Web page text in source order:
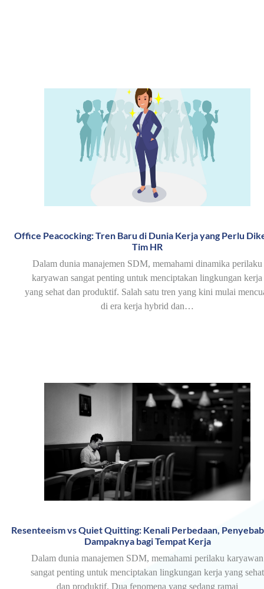
Office Peacocking: Tren Baru di Dunia Kerja yang Perlu
Tim HR
Dalam dunia manajemen SDM, memahami dinamika perilaku
karyawan sangat penting untuk menciptakan lingkungan kerja
yang sehat dan produktif. Salah satu tren yang kini mulai
di era kerja hybrid dan…
Resenteeism vs Quiet Quitting: Kenali Perbedaan,
Dampaknya bagi Tempat Kerja
Dalam dunia manajemen SDM, memahami perilaku karyawan
sangat penting untuk menciptakan lingkungan kerja yang sehat
dan produktif. Dua fenomena yang sedang ramai